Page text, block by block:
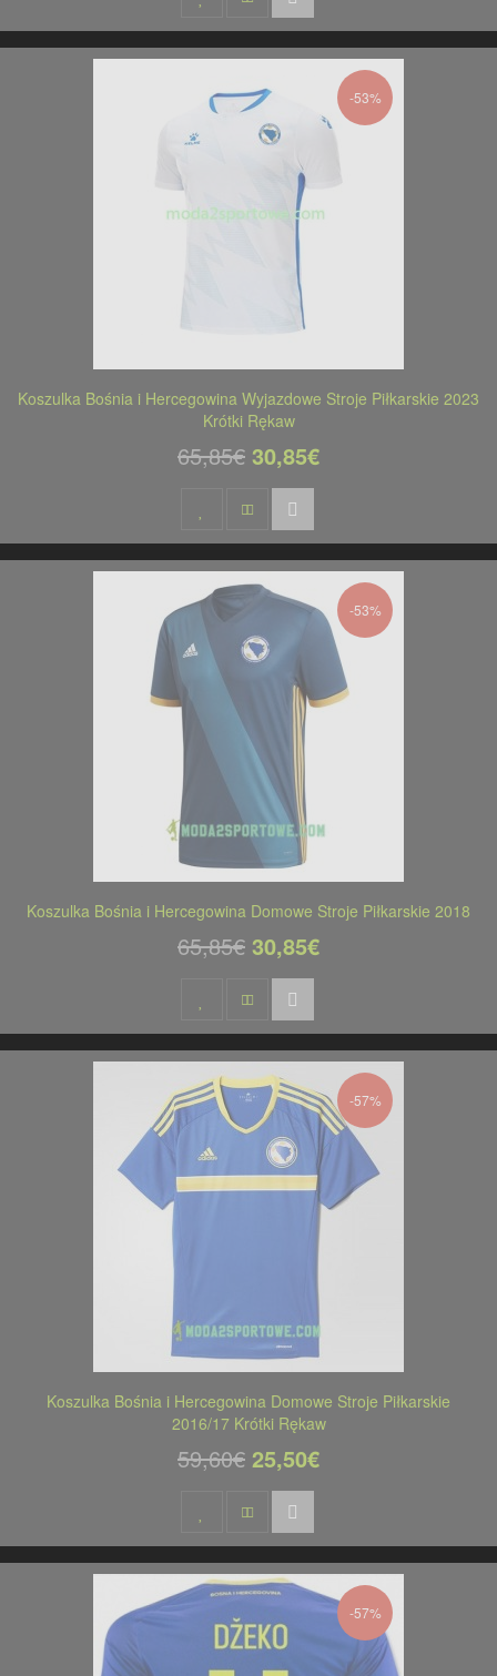
-53%
Koszulka Bośnia i Hercegowina Wyjazdowe Stroje Piłkarskie 2023
Krótki Rękaw
65,85€ 30,85€
-53%
Koszulka Bośnia i Hercegowina Domowe Stroje Piłkarskie 2018
65,85€ 30,85€
-57%
Koszulka Bośnia i Hercegowina Domowe Stroje Piłkarskie
2016/17 Krótki Rękaw
59,60€ 25,50€
-57%